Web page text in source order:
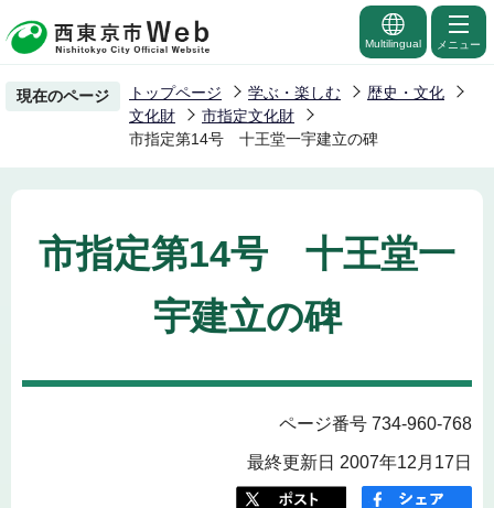
の
ー
の
先
Multilingual メニュー
現在のページ トップページ 学ぶ・楽しむ
歴史・文化
文化財
市指定文化財
市指定第14号 十王堂一宇建立の碑
市指定第14号 十王堂一
宇建立の碑
ページ番号 734-960-768
最終更新日 2007年12月17日